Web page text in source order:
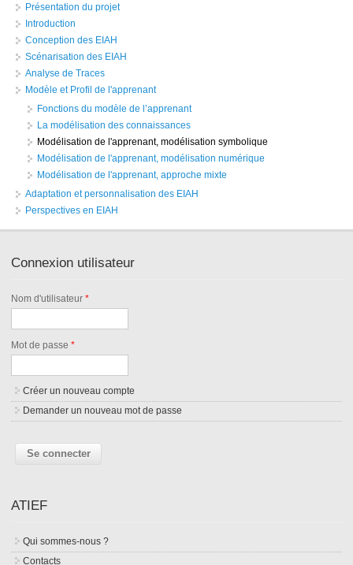
Présentation du projet
Introduction
Conception des EIAH
Scénarisation des EIAH
Analyse de Traces
Modèle et Profil de l'apprenant
Fonctions du modèle de l’apprenant
La modélisation des connaissances
Modélisation de l'apprenant, modélisation symbolique
Modélisation de l'apprenant, modélisation numérique
Modélisation de l'apprenant, approche mixte
Adaptation et personnalisation des EIAH
Perspectives en EIAH
Connexion utilisateur
Nom d'utilisateur*
Mot de passe*
Créer un nouveau compte
Demander un nouveau mot de passe
ATIEF
Qui sommes-nous ?
Contacts